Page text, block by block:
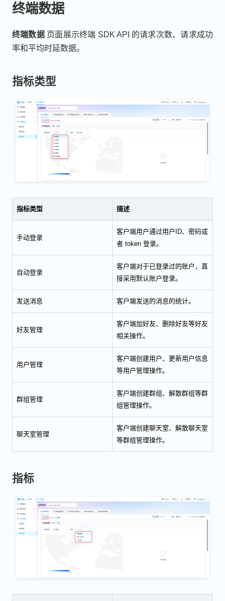
终端数据
终端数据页面展示终端 SDK API 的请求次数、请求成功
率和平均时延数据。
指标类型
指标类型 描述
手动登录
客户端用户通过用户ID、密码或
者 token 登录。
自动登录
客户端对于已登录过的账户，直
接采用默认账户登录。
发送消息 客户端发送的消息的统计。
好友管理
客户端加好友、删除好友等好友
相关操作。
用户管理
客户端创建用户、更新用户信息
等用户管理操作。
群组管理
客户端创建群组、解散群组等群
组管理操作。
聊天室管理
客户端创建聊天室、解散聊天室
等群组管理操作。
指标